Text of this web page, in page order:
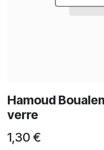
Hamoud
verre
1,30 €